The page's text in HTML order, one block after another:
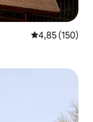
4,85 av 5 i
4,85 (150)